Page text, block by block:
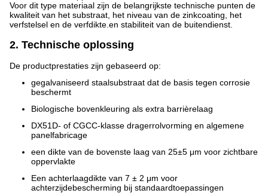
Voor dit type materiaal zijn de belangrijkste technische punten de
kwaliteit van het substraat, het niveau van de zinkcoating, het
verfstelsel en de verfdikte.en stabiliteit van de buitendienst.
2. Technische oplossing
De productprestaties zijn gebaseerd op:
gegalvaniseerd staalsubstraat dat de basis tegen corrosie
beschermt
Biologische bovenkleuring als extra barrièrelaag
DX51D- of CGCC-klasse dragerrolvorming en algemene
panelfabricage
een dikte van de bovenste laag van 25±5 μm voor zichtbare
oppervlakte
Een achterlaagdikte van 7 ± 2 μm voor
achterzijdebescherming bij standaardtoepassingen